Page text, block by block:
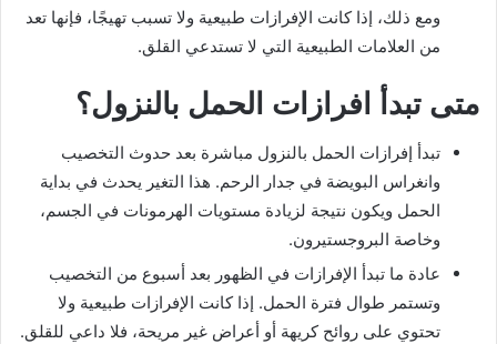
ومع ذلك، إذا كانت الإفرازات طبيعية ولا تسبب تهيجًا، فإنها تعد
من العلامات الطبيعية التي لا تستدعي القلق.
متى تبدأ افرازات الحمل بالنزول؟
تبدأ إفرازات الحمل بالنزول مباشرة بعد حدوث التخصيب
وانغراس البويضة في جدار الرحم. هذا التغير يحدث في بداية
الحمل ويكون نتيجة لزيادة مستويات الهرمونات في الجسم،
وخاصة البروجستيرون.
عادة ما تبدأ الإفرازات في الظهور بعد أسبوع من التخصيب
وتستمر طوال فترة الحمل. إذا كانت الإفرازات طبيعية ولا
تحتوي على روائح كريهة أو أعراض غير مريحة، فلا داعي للقلق.